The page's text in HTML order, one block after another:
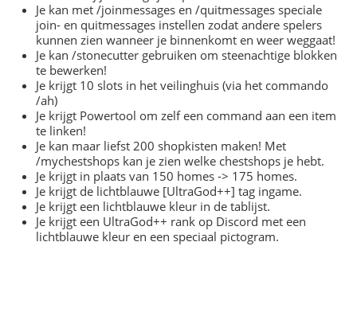
Je kan met /joinmessages en /quitmessages speciale
join- en quitmessages instellen zodat andere spelers
kunnen zien wanneer je binnenkomt en weer weggaat!
Je kan /stonecutter gebruiken om steenachtige blokken
te bewerken!
Je krijgt 10 slots in het veilinghuis (via het commando
/ah)
Je krijgt Powertool om zelf een command aan een item
te linken!
Je kan maar liefst 200 shopkisten maken! Met
/mychestshops kan je zien welke chestshops je hebt.
Je krijgt in plaats van 150 homes -> 175 homes.
Je krijgt de lichtblauwe [UltraGod++] tag ingame.
Je krijgt een lichtblauwe kleur in de tablijst.
Je krijgt een UltraGod++ rank op Discord met een
lichtblauwe kleur en een speciaal pictogram.